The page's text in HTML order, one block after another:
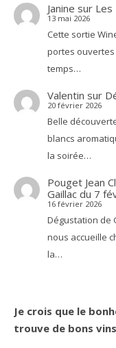
Janine sur Les
13 mai 2026
Cette sortie
portes ouvertes
temps…
Valentin sur
20 février 2026
Belle
blancs
la soirée…
Pouget Jean
Gaillac du 7
16 février 2026
Dégustation de
nous accueille
la…
Je crois que le
trouve de bons